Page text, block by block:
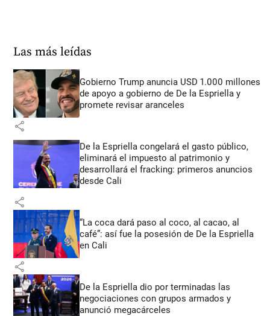
Las más leídas
Gobierno Trump anuncia USD 1.000 millones
de apoyo a gobierno de De la Espriella y
promete revisar aranceles
share
De la Espriella congelará el gasto público,
eliminará el impuesto al patrimonio y
desarrollará el fracking: primeros anuncios
desde Cali
share
“La coca dará paso al coco, al cacao, al
café”: así fue la posesión de De la Espriella
en Cali
share
De la Espriella dio por terminadas las
negociaciones con grupos armados y
anunció megacárceles